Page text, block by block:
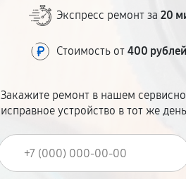
Экспресс ремонт за20
Стоимость от400 рублей
Закажите ремонт в нашем
исправное устройство в тот же день